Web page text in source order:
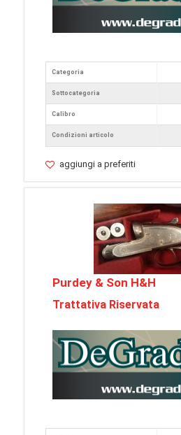
Categoria
Sottocategoria
Calibro
Condizioni articolo
aggiungi a preferiti
Purdey & Son H&H
Trattativa Riservata